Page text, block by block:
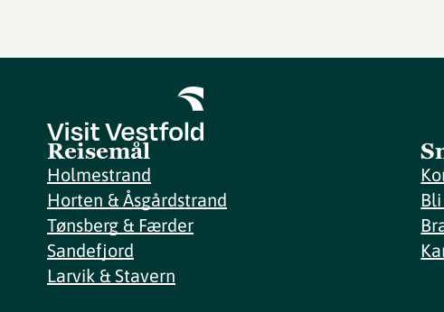
Reisemål
Holmestrand
Horten & Åsgårdstrand
Tønsberg & Færder
Sandefjord
Larvik & Stavern